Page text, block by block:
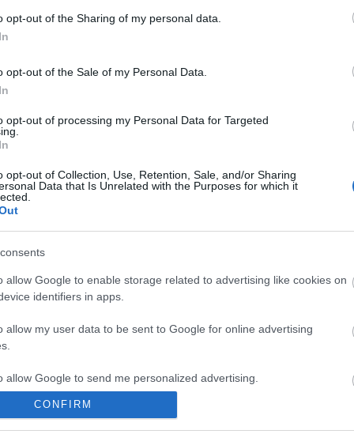
opt-out of the Sharing of my personal data.
opt-out of the Sale of my Personal Data.
opt-out of processing my Personal Data for Targeted
opt-out of Collection, Use, Retention, Sale, and/or Sharing
Data that Is Unrelated with the Purposes for which it
allow Google to enable storage related to advertising like cookies on
identifiers in apps.
allow my user data to be sent to Google for online advertising
allow Google to send me personalized advertising.
allow Google to enable storage related to analytics like cookies on
CONFIRM